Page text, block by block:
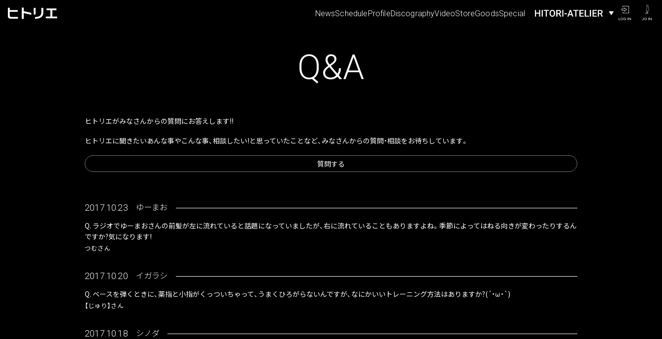
NewsScheduleProfileDiscographyVideoStoreGoodsSpecial
LOGIN JOIN
Q&A
ヒトリエがみなさんからの質問にお答えします!!
ヒトリエに聞きたいあんな事やこんな事、相談したい!と思っていたことなど、みなさんからの質問・相談をお待ちしています。
質問する
2017.10.23 ゆーまお
Q. ラジオでゆーまおさんの前髪が左に流れていると話題になっていましたが、右に流れていることもありますよね。季節によってはねる向きが変わったりするん
ですか?気になります!
つむさん
2017.10.20 イガラシ
Q. ベースを弾くときに、薬指と小指がくっついちゃって、うまくひろがらないんですが、なにかいいトレーニング方法はありますか?(´・ω・`)
【じゅり】さん
2017.10.18 シノダ